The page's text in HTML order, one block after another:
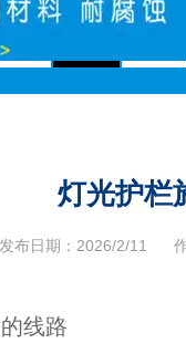
灯光护栏
发布日期： 2026/2/11
线路